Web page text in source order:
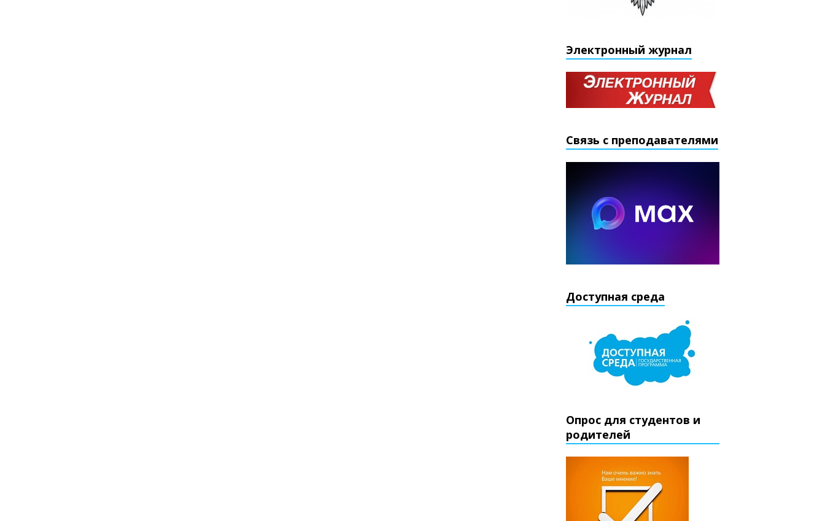
Электронный журнал
Связь с преподавателями
Доступная среда
Опрос для студентов и
родителей